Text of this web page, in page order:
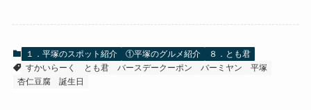
１．平塚のスポット紹介 ①平塚のグルメ紹介
８．とも君
すかいらーく
とも君 バースデークーポン バーミヤン
平塚
杏仁豆腐
誕生日